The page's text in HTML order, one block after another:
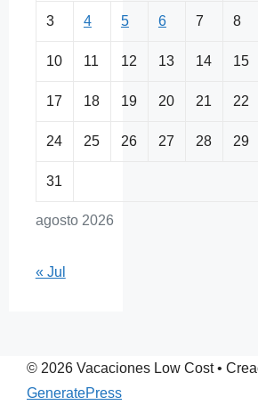
agosto 2026
3 4 5 6 7 8
10 11 12 13 14 15
17 18 19 20 21 22
24 25 26 27 28 29
31
« Jul
© 2026 Vacaciones Low Cost•
GeneratePress